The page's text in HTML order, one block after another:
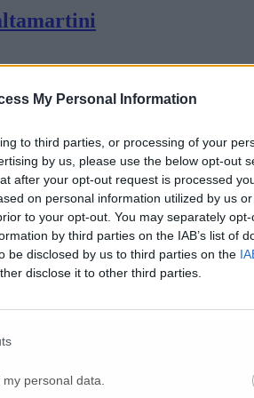
My Personal Information
to third parties, or processing of your
by us, please use the below opt-out
after your opt-out request is processed
on personal information utilized by us
to your opt-out. You may separately
by third parties on the IAB’s list of
be disclosed by us to third parties on the
disclose it to other third parties.
personal data.
di Ancona
parchi e scuole
100 anni
oltre il 14%
per tutta la provincia»